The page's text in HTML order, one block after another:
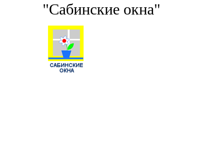
"Сабинские окна"